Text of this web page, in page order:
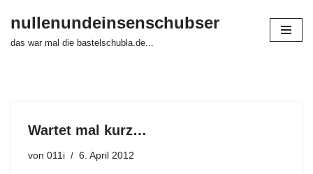
Zum
nullenundeinsenschubser
das war mal die bastelschubla.de...
Wartet mal kurz…
von 011i 6. April 2012